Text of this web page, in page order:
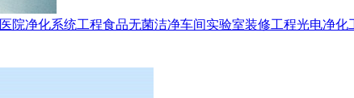
医院净化系统工程食品无菌洁净车间实验室装修工程光电净化